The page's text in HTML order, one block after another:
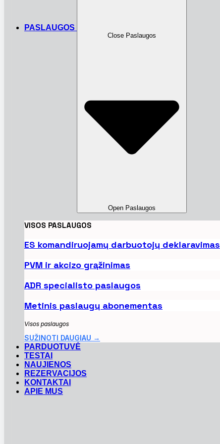
PASLAUGOS
Close Paslaugos
Open Paslaugos
VISOS PASLAUGOS
ES komandiruojamų darbuotojų deklaravimas
PVM ir akcizo grąžinimas
ADR specialisto paslaugos
Metinis paslaugų abonementas
Visos paslaugos
SUŽINOTI DAUGIAU →
PARDUOTUVĖ
TESTAI
NAUJIENOS
REZERVACIJOS
KONTAKTAI
APIE MUS